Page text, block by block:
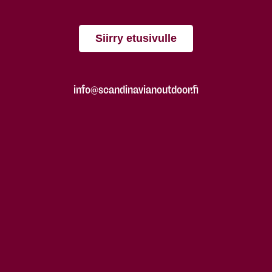
Siirry etusivulle
info@scandinavianoutdoor.fi